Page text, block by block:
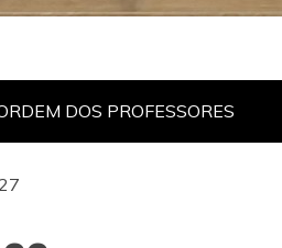
DOS PROFESSORES
27